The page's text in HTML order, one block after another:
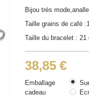
Bijou très
Taille grains de café
Taille du bracelet : 21
38,85 €
Emballage
cadeau